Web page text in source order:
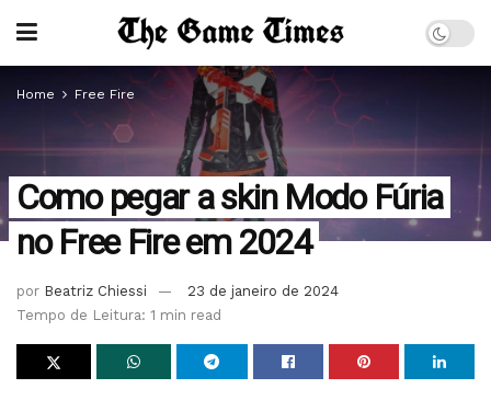
Home Free Fire
Como pegar a skin Modo Fúria
no Free Fire em 2024
por Beatriz Chiessi
23 de janeiro de 2024
Tempo de Leitura: 1 min read